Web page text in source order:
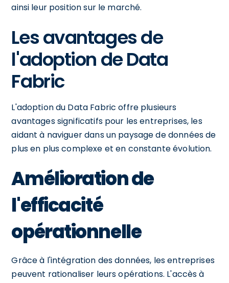
ainsi leur position sur le marché.
Les avantages de
l'adoption de Data
Fabric
L'adoption du Data Fabric offre plusieurs
avantages significatifs pour les entreprises, les
aidant à naviguer dans un paysage de données de
plus en plus complexe et en constante évolution.
Amélioration de
l'efficacité
opérationnelle
Grâce à l'intégration des données, les entreprises
peuvent rationaliser leurs opérations. L'accès à